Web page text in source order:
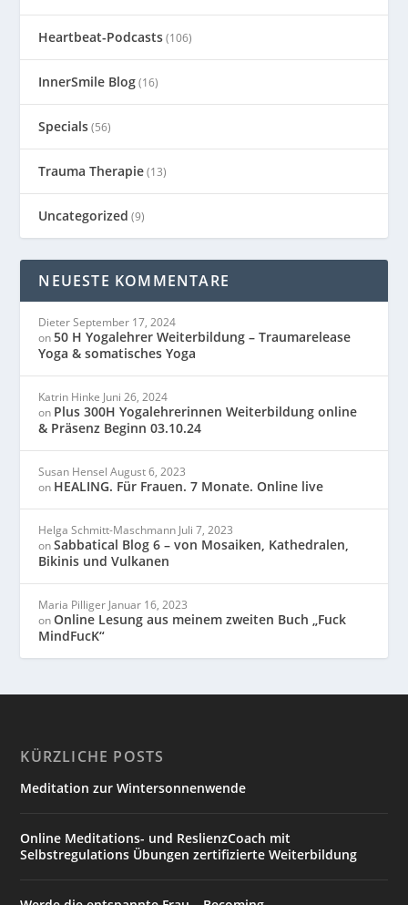
Heartbeat-Podcasts(106)
InnerSmile Blog(16)
Specials(56)
Trauma Therapie(13)
Uncategorized (9)
NEUESTE KOMMENTARE
Dieter September 17, 2024
on50 H Yogalehrer Weiterbildung – Traumarelease
Yoga & somatisches Yoga
Katrin Hinke Juni 26, 2024
on Plus 300H Yogalehrerinnen Weiterbildung online
& Präsenz Beginn 03.10.24
Susan Hensel August 6, 2023
on HEALING. Für Frauen. 7 Monate. Online live
Helga Schmitt-Maschmann Juli 7, 2023
onSabbatical Blog 6 – von Mosaiken, Kathedralen,
Bikinis und Vulkanen
Maria Pilliger Januar 16, 2023
onOnline Lesung aus meinem zweiten Buch „Fuck
MindFucK“
KÜRZLICHE POSTS
Meditation zur Wintersonnenwende
Online Meditations- und ReslienzCoach mit
Selbstregulations Übungen zertifizierte Weiterbildung